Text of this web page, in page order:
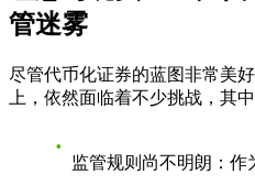
管迷雾
尽管代币化证券的蓝图非常美
上，依然面临着不少挑战，其
监管规则尚不明朗 ：